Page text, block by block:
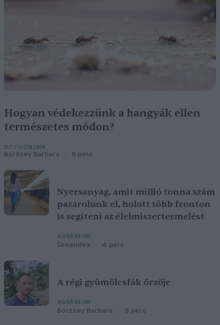
Hogyan védekezzünk a hangyák ellen
természetes módon?
OTTHONUNK
Börzsey Barbara 5 perc
Nyersanyag, amit millió tonna szám
pazarolunk el, holott több fronton
is segíteni az élelmiszertermelést
AGRÁRIUM
Greendex 4 perc
A régi gyümölcsfák őrzője
AGRÁRIUM
Börzsey Barbara 6 perc